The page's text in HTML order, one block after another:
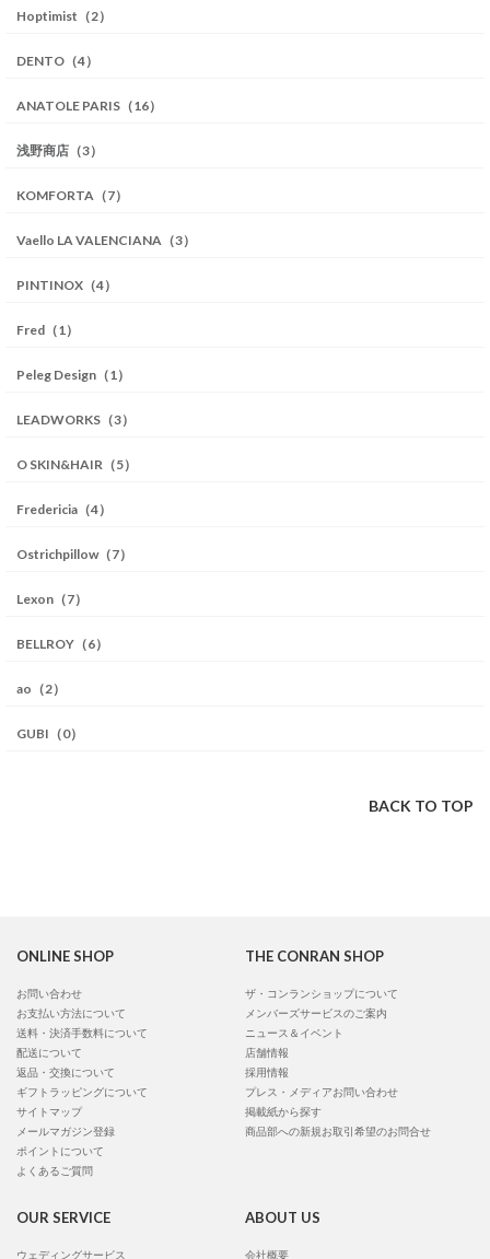
Hoptimist（2）
DENTO（4）
ANATOLE PARIS（16）
浅野商店（3）
KOMFORTA（7）
Vaello LA VALENCIANA（3）
PINTINOX（4）
Fred（1）
Peleg Design（1）
LEADWORKS（3）
O SKIN&HAIR（5）
Fredericia（4）
Ostrichpillow（7）
Lexon（7）
BELLROY（6）
ao（2）
GUBI（0）
BACK TO TOP
ONLINE SHOP
お問い合わせ
お支払い方法について
送料・決済手数料について
配送について
返品・交換について
ギフトラッピングについて
サイトマップ
メールマガジン登録
ポイントについて
よくあるご質問
THE CONRAN SHOP
ザ・コンランショップについて
メンバーズサービスのご案内
ニュース＆イベント
店舗情報
採用情報
プレス・メディアお問い合わせ
掲載紙から探す
商品部への新規お取引希望のお問合せ
OUR SERVICE
ウェディングサービス
ABOUT US
会社概要